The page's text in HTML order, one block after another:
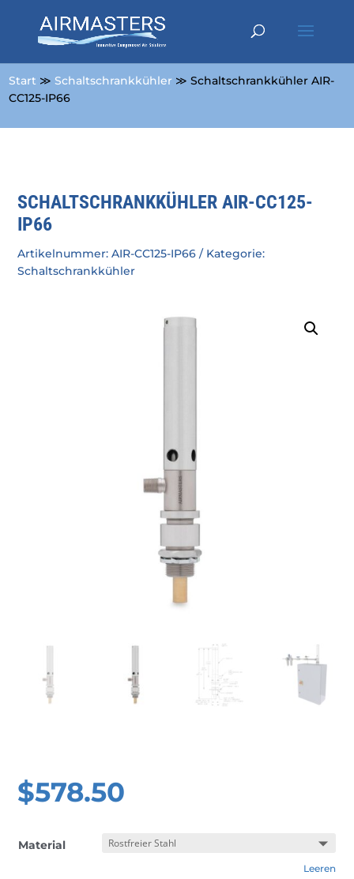
Start ≫Schaltschrankkühler ≫ Schaltschrankkühler AIR-
CC125-IP66
SCHALTSCHRANKKÜHLER AIR-CC125-
IP66
Artikelnummer:AIR-CC125-IP66
Kategorie:
Schaltschrankkühler
$578.50
Material
Leeren